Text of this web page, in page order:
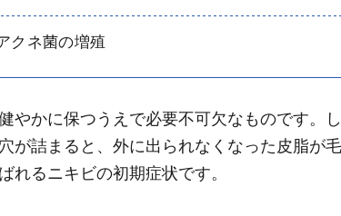
クネ菌の増殖
やかに保つうえで必要不可欠なものです。
が詰まると、外に出られなくなった皮脂が
れるニキビの初期症状です。